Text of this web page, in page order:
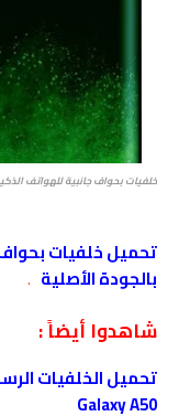
خلفيات بحواف جانبية للهواتف
تحميل خلفيات بحواف
بالجودة الأصلية .
شاهدوا أيضاً :
Galaxy A50